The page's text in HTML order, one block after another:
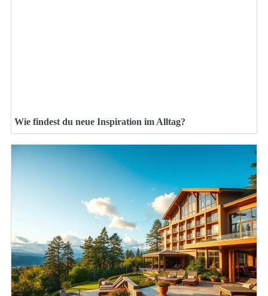
Wie findest du neue Inspiration im Alltag?